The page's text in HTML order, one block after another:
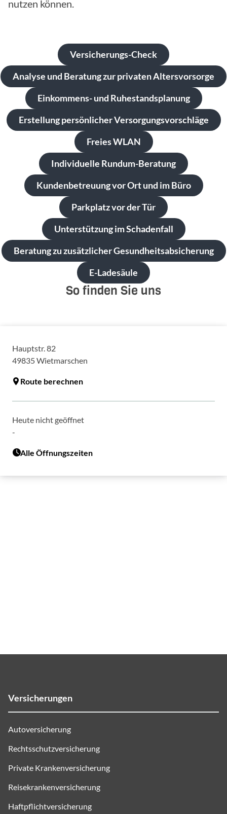
nutzen können.
Versicherungs-Check
Analyse und Beratung zur privaten Altersvorsorge
Einkommens- und Ruhestandsplanung
Erstellung persönlicher Versorgungsvorschläge
Freies WLAN
Individuelle Rundum-Beratung
Kundenbetreuung vor Ort und im Büro
Parkplatz vor der Tür
Unterstützung im Schadenfall
Beratung zu zusätzlicher Gesundheitsabsicherung
E-Ladesäule
So finden Sie uns
Hauptstr. 82
49835Wietmarschen
Route berechnen
Heute nicht geöffnet
-
Alle Öffnungszeiten
Versicherungen
Autoversicherung
Rechtsschutzversicherung
Private Krankenversicherung
Reisekrankenversicherung
Haftpflichtversicherung